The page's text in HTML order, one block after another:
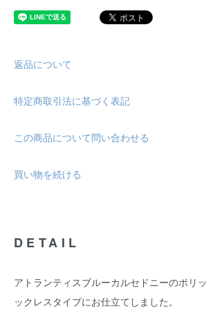
返品について
特定商取引法に基づく表記
この商品について問い合わせる
買い物を続ける
DETAIL
アトランティスブルーカルセドニーのポリ
ックレスタイプにお仕立てしました。